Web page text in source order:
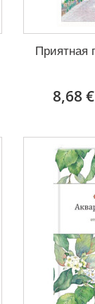
Приятная
8,68 €